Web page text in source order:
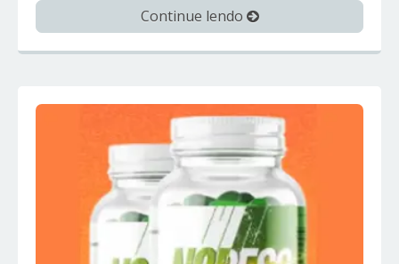
Continue lendo